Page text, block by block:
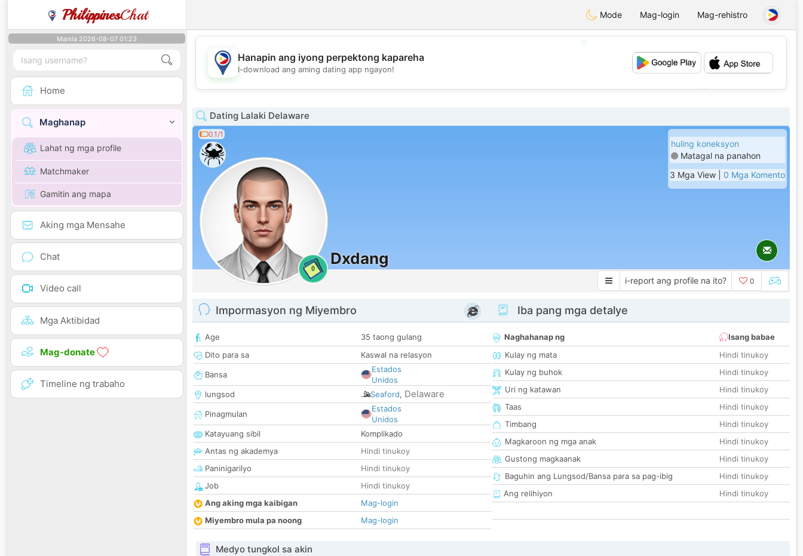
PhilippinesChat Mode Mag-login Mag-rehistro
Manila 2026-08-07 01:23
Home
Maghanap
Lahat ng mga profile
Matchmaker
Gamitin ang mapa
Aking mga Mensahe
Chat
Video call
Mga Aktibidad
Mag-donate
Timeline ng trabaho
💖
Hanapin ang iyong perpektong kapareha
I-download ang aming dating app ngayon!
Dating Lalaki Delaware
0.1/1
0
Dxdang
huling koneksyon
Matagal na panahon
3 Mga View | 0 Mga Komento
i-report ang profile na ito? 0
Impormasyon ng Miyembro
Age
35 taong gulang
Dito para sa
Kaswal na relasyon
Bansa
Estados
Unidos
lungsod
Seaford, Delaware
Pinagmulan
Estados
Unidos
Katayuang sibil
Komplikado
Antas ng akademya
Hindi tinukoy
Paninigarilyo
Hindi tinukoy
Job
Hindi tinukoy
Ang aking mga kaibigan
Mag-login
Miyembro mula pa noong
Mag-login
Iba pang mga detalye
Naghahanap ng
Isang babae
Kulay ng mata
Hindi tinukoy
Kulay ng buhok
Hindi tinukoy
Uri ng katawan
Hindi tinukoy
Taas
Hindi tinukoy
Timbang
Hindi tinukoy
Magkaroon ng mga anak
Hindi tinukoy
Gustong magkaanak
Hindi tinukoy
Baguhin ang Lungsod/Bansa para sa pag-ibig
Hindi tinukoy
Ang relihiyon
Hindi tinukoy
Medyo tungkol sa akin